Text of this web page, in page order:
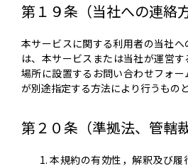
第１９条（当社への連絡方
本サービスに関する利用者の当社
は、本サービスまたは当社が運営
場所に設置するお問い合わせフォ
が別途指定する方法により行うものと
第２０条（準拠法、管轄
本規約の有効性，解釈及び履